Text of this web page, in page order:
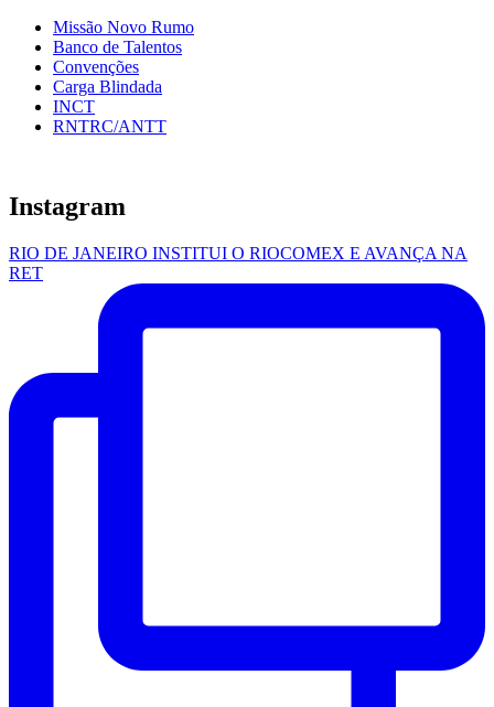
Missão Novo Rumo
Banco de Talentos
Convenções
Carga Blindada
INCT
RNTRC/ANTT
Instagram
RIO DE JANEIRO INSTITUI O RIOCOMEX E AVANÇA NA
RET